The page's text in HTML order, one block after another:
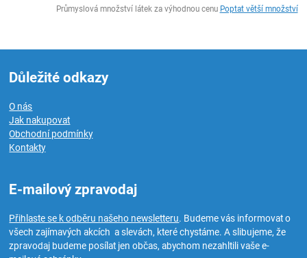
Průmyslová množství látek za výhodnou cenu Poptat větší množství
Důležité odkazy
O nás
Jak nakupovat
Obchodní podmínky
Kontakty
E-mailový zpravodaj
Přihlaste se k odběru našeho newsletteru. Budeme vás informovat o
všech zajímavých akcích a slevách, které chystáme. A slibujeme, že
zpravodaj budeme posílat jen občas, abychom nezahltili vaše e-